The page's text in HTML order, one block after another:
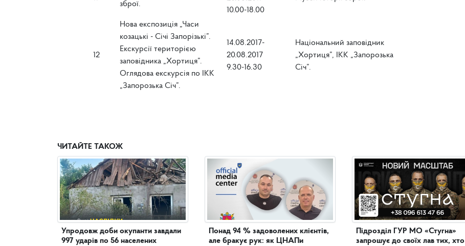
зброї.
10.00-18.00
12
Нова експозиція „Часи
козацькі - Січі Запорізькі”.
Екскурсії територією
заповідника „Хортиця”.
Оглядова екскурсія по ІКК
„Запорозька Січ”.
14.08.2017-
20.08.2017
9.30-16.30
Національний заповідник
„Хортиця”, ІКК „Запорозька
Січ”.
ЧИТАЙТЕ ТАКОЖ
Упродовж доби окупанти завдали
997 ударів по 56 населених
Понад 94 % задоволених клієнтів,
але бракує рук: як ЦНАПи
Підрозділ ГУР МО «Стугна»
запрошує до своїх лав тих, хто